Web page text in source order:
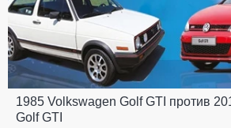
1985 Volkswagen Golf GTI против
Golf GTI